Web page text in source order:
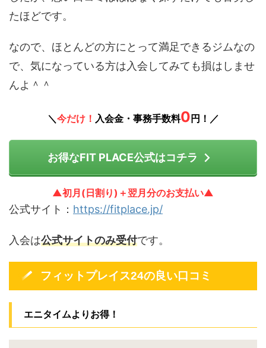
たほどです。
なので、ほとんどの方にとって満足できるジムなの
で、気になっている方は入会してみても損はしませ
んよ＾＾
＼今だけ！ 入会金・事務手数料0 円！／
お得なFIT PLACE公式はコチラ
▲初月(日割り)＋翌月分のお支払い▲
公式サイト： https://fitplace.jp/
入会は公式サイトのみ受付です。
フィットプレイス24の良い口コミ
エニタイムよりお得！